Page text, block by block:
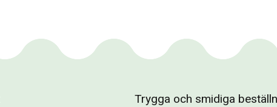
Trygga och smidiga